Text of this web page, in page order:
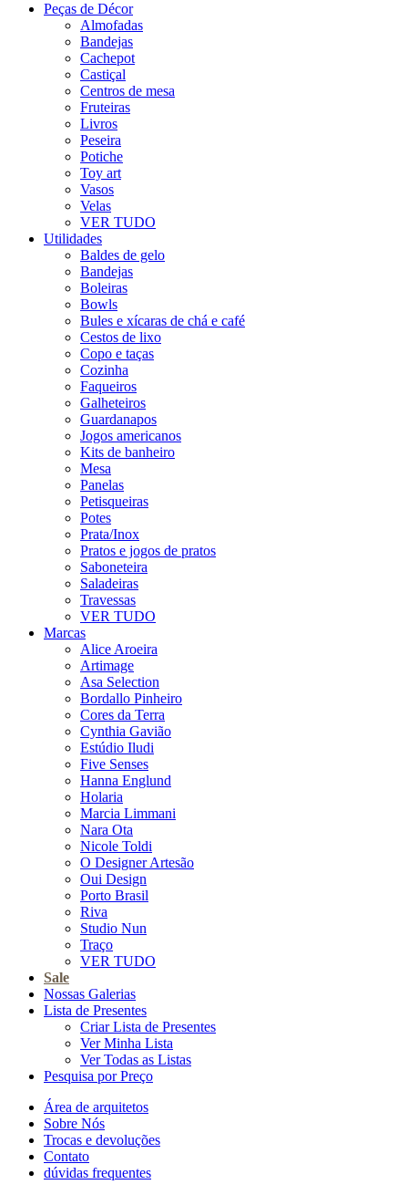
Peças de Décor
Almofadas
Bandejas
Cachepot
Castiçal
Centros de mesa
Fruteiras
Livros
Peseira
Potiche
Toy art
Vasos
Velas
VER TUDO
Utilidades
Baldes de gelo
Bandejas
Boleiras
Bowls
Bules e xícaras de chá e café
Cestos de lixo
Copo e taças
Cozinha
Faqueiros
Galheteiros
Guardanapos
Jogos americanos
Kits de banheiro
Mesa
Panelas
Petisqueiras
Potes
Prata/Inox
Pratos e jogos de pratos
Saboneteira
Saladeiras
Travessas
VER TUDO
Marcas
Alice Aroeira
Artimage
Asa Selection
Bordallo Pinheiro
Cores da Terra
Cynthia Gavião
Estúdio Iludi
Five Senses
Hanna Englund
Holaria
Marcia Limmani
Nara Ota
Nicole Toldi
O Designer Artesão
Oui Design
Porto Brasil
Riva
Studio Nun
Traço
VER TUDO
Sale
Nossas Galerias
Lista de Presentes
Criar Lista de Presentes
Ver Minha Lista
Ver Todas as Listas
Pesquisa por Preço
Área de arquitetos
Sobre Nós
Trocas e devoluções
Contato
dúvidas frequentes